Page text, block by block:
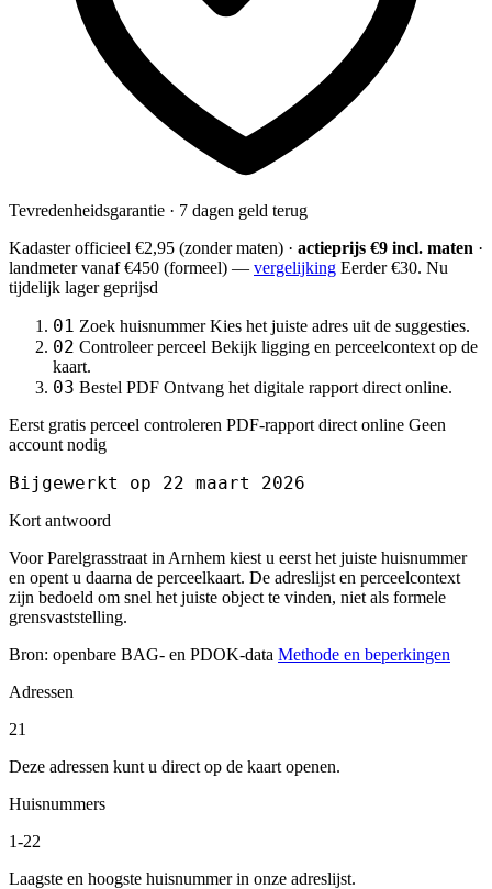
Tevredenheidsgarantie · 7 dagen geld terug
Kadaster officieel €2,95 (zonder maten) · actieprijs €9 incl. maten ·
landmetervanaf €450 (formeel) — vergelijking Eerder €30. Nu
tijdelijk lager geprijsd
01 Zoek huisnummer Kies het juiste adres uit de suggesties.
02 Controleer perceel Bekijk ligging en perceelcontext op de
kaart.
03 Bestel PDF Ontvang het digitale rapport direct online.
Eerst gratis perceel controleren PDF-rapport direct online Geen
account nodig
Bijgewerkt op 22 maart 2026
Kort antwoord
Voor Parelgrasstraat in Arnhem kiest u eerst het juiste huisnummer
en opent u daarna de perceelkaart. De adreslijst en perceelcontext
zijn bedoeld om snel het juiste object te vinden, niet als formele
grensvaststelling.
Bron: openbare BAG- en PDOK-data Methode en beperkingen
Adressen
21
Deze adressen kunt u direct op de kaart openen.
Huisnummers
1-22
Laagste en hoogste huisnummer in onze adreslijst.